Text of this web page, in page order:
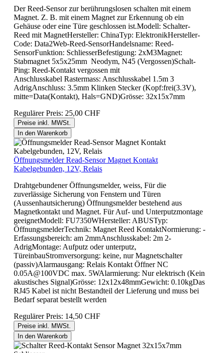
Der Reed-Sensor zur berührungslosen schalten mit einem
Magnet. Z. B. mit einem Magnet zur Erkennung ob ein
Gehäuse oder eine Türe geschlossen ist.Modell: Schalter-
Reed mit MagnetHersteller: ChinaTyp: ElektronikHersteller-
Code: Data2Web-Reed-SensorHandelsname: Reed-
SensorFunktion: SchliesserBefestigung: 2xM3Magnet:
Stabmagnet 5x5x25mm Neodym, N45 (Vergossen)Schalt-
Ping: Reed-Kontakt vergossen mit
Anschlusskabel Rastermass: Anschlusskabel 1.5m 3
AdrigAnschluss: 3.5mm Klinken Stecker (Kopf:frei(3.3V),
mitte=Data(Kontakt), Hals=GND)Grösse: 32x15x7mm
Regulärer Preis: 25,00 CHF
Preise inkl. MWSt.
In den Warenkorb
Öffnungsmelder Read-Sensor Magnet Kontakt
Kabelgebunden, 12V, Relais
Drahtgebundener Öffnungsmelder, weiss, Für die
zuverlässige Sicherung von Fenstern und Türen
(Aussenhautsicherung) Öffnungsmelder bestehend aus
Magnetkontakt und Magnet. Für Auf- und Unterputzmontage
geeignetModell: FU7350WHersteller: ABUSTyp:
ÖffnungsmelderTechnik: Magnet Reed KontaktNormierung: -
Erfassungsbereich: am 2mmAnschlusskabel: 2m 2-
AdrigMontage: Aufputz oder unterputz,
TüreinbauStromversorgung: keine, nur Magnetschalter
(passiv)Alarmausgang: Relais Kontakt Öffner NC
0.05A@100VDC max. 5WAlarmierung: Nur elektrisch (Kein
akustisches Signal)Grösse: 12x12x48mmGewicht: 0.10kgDas
RJ45 Kabel ist nicht Bestandteil der Lieferung und muss bei
Bedarf separat bestellt werden
Regulärer Preis: 14,50 CHF
Preise inkl. MWSt.
In den Warenkorb